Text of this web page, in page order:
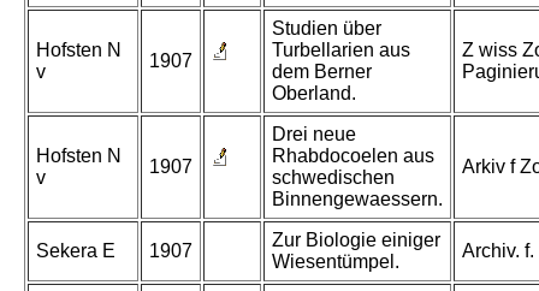
Hofsten N
v
1907
Studien über
Turbellarien aus
dem Berner
Oberland.
Z wiss
Hofsten N
v
1907
Drei neue
Rhabdocoelen aus
schwedischen
Binnengewaessern.
Arkiv f
Sekera E 1907
Zur Biologie einiger
Wiesentümpel.
Archiv.